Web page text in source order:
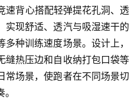
速背心搭配轻弹提花孔洞、透
实现舒适、透汽与吸湿速干的
种训练速度场景。设计上，
缝热压边和自收纳打包口袋等
常场景，使跑者在不同场景切